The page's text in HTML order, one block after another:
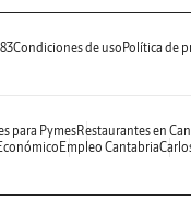
Condiciones de uso Política de
para PymesRestaurantes en
Empleo Cantabria